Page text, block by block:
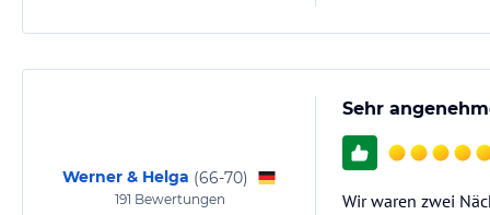
Werner & Helga (66-70)
191 Bewertungen
Sehr
Wir waren zwei